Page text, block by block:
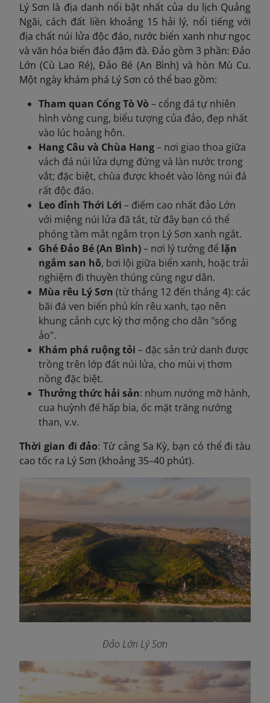
Lý Sơn là địa danh nổi bật nhất của du lịch Quảng
Ngãi, cách đất liền khoảng 15 hải lý, nổi tiếng với
địa chất núi lửa độc đáo, nước biển xanh như ngọc
và văn hóa biển đảo đậm đà. Đảo gồm 3 phần: Đảo
Lớn (Cù Lao Ré), Đảo Bé (An Bình) và hòn Mù Cu.
Một ngày khám phá Lý Sơn có thể bao gồm:
Tham quan Cổng Tò Vò – cổng đá tự nhiên
hình vòng cung, biểu tượng của đảo, đẹp nhất
vào lúc hoàng hôn.
Hang Câu và Chùa Hang– nơi giao thoa giữa
vách đá núi lửa dựng đứng và làn nước trong
vắt; đặc biệt, chùa được khoét vào lòng núi đá
rất độc đáo.
Leo đỉnh Thới Lới – điểm cao nhất đảo Lớn
với miệng núi lửa đã tắt, từ đây bạn có thể
phóng tầm mắt ngắm trọn Lý Sơn xanh ngắt.
Ghé Đảo Bé (An Bình)– nơi lý tưởng để lặn
ngắm san hô, bơi lội giữa biển xanh, hoặc trải
nghiệm đi thuyền thúng cùng ngư dân.
Mùa rêu Lý Sơn (từ tháng 12 đến tháng 4): các
bãi đá ven biển phủ kín rêu xanh, tạo nên
khung cảnh cực kỳ thơ mộng cho dân "sống
ảo".
Khám phá ruộng tỏi – đặc sản trứ danh được
trồng trên lớp đất núi lửa, cho mùi vị thơm
nồng đặc biệt.
Thưởng thức hải sản: nhum nướng mỡ hành,
cua huỳnh đế hấp bia, ốc mặt trăng nướng
than, v.v.
Thời gian đi đảo: Từ cảng Sa Kỳ, bạn có thể đi tàu
cao tốc ra Lý Sơn (khoảng 35–40 phút).
Đảo Lớn Lý Sơn